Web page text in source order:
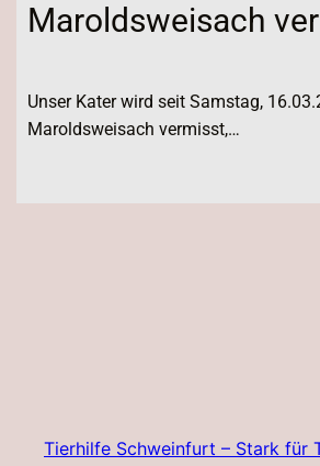
Maroldsweisach
Unser Kater wird seit Samstag,
Maroldsweisach vermisst,…
Tierhilfe Schweinfurt – Stark für